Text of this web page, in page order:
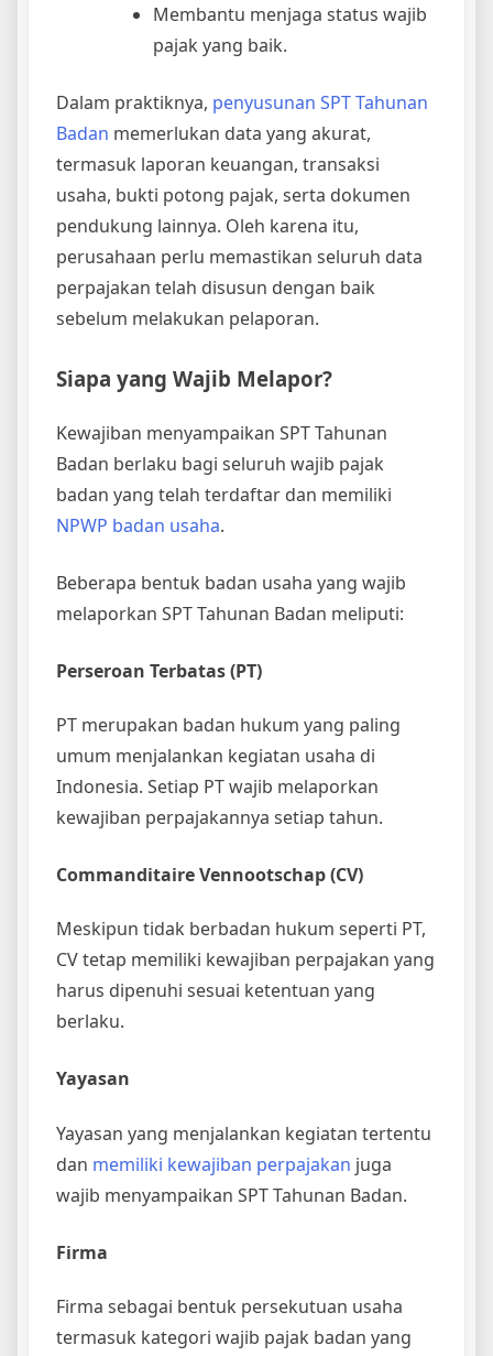
Membantu menjaga status wajib
pajak yang baik.
Dalam praktiknya, penyusunan SPT Tahunan
Badan memerlukan data yang akurat,
termasuk laporan keuangan, transaksi
usaha, bukti potong pajak, serta dokumen
pendukung lainnya. Oleh karena itu,
perusahaan perlu memastikan seluruh data
perpajakan telah disusun dengan baik
sebelum melakukan pelaporan.
Siapa yang Wajib Melapor?
Kewajiban menyampaikan SPT Tahunan
Badan berlaku bagi seluruh wajib pajak
badan yang telah terdaftar dan memiliki
NPWP badan usaha.
Beberapa bentuk badan usaha yang wajib
melaporkan SPT Tahunan Badan meliputi:
Perseroan Terbatas (PT)
PT merupakan badan hukum yang paling
umum menjalankan kegiatan usaha di
Indonesia. Setiap PT wajib melaporkan
kewajiban perpajakannya setiap tahun.
Commanditaire Vennootschap (CV)
Meskipun tidak berbadan hukum seperti PT,
CV tetap memiliki kewajiban perpajakan yang
harus dipenuhi sesuai ketentuan yang
berlaku.
Yayasan
Yayasan yang menjalankan kegiatan tertentu
dan memiliki kewajiban perpajakan juga
wajib menyampaikan SPT Tahunan Badan.
Firma
Firma sebagai bentuk persekutuan usaha
termasuk kategori wajib pajak badan yang